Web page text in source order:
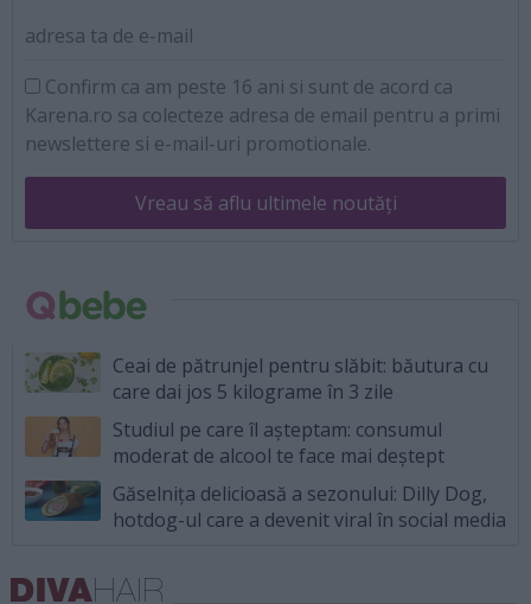
adresa ta de e-mail
Confirm ca am peste 16 ani si sunt de acord ca
Karena.ro sa colecteze adresa de email pentru a primi
newslettere si e-mail-uri promotionale.
Vreau să aflu ultimele noutăți
Ceai de pătrunjel pentru slăbit: băutura cu
care dai jos 5 kilograme în 3 zile
Studiul pe care îl așteptam: consumul
moderat de alcool te face mai deștept
Găselnița delicioasă a sezonului: Dilly Dog,
hotdog-ul care a devenit viral în social media